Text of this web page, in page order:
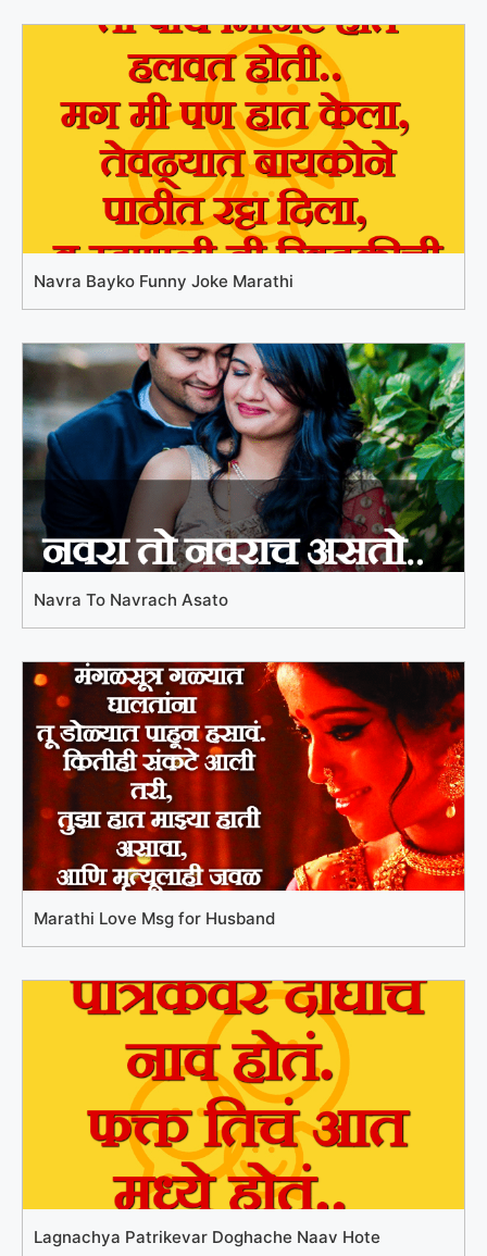
Navra Bayko Funny Joke Marathi
Navra To Navrach Asato
Marathi Love Msg for Husband
Lagnachya Patrikevar Doghache Naav Hote